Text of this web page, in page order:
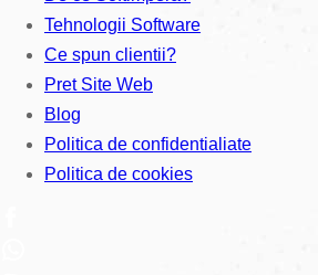
Tehnologii Software
Ce spun clientii?
Pret Site Web
Blog
Politica de confidentialiate
Politica de cookies